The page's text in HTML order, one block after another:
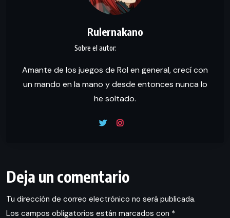
Rulernakano
Amante de los juegos de Rol en general, crecí con
un mando en la mano y desde entonces nunca lo
he soltado.
Deja un comentario
Tu dirección de correo electrónico no será publicada.
Los campos obligatorios están marcados con *